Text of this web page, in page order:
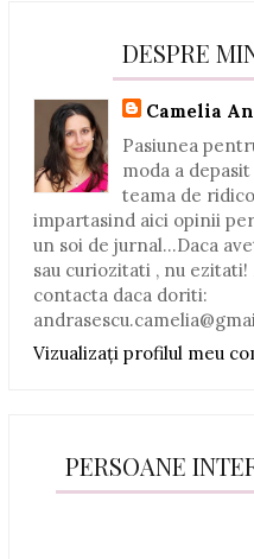
DESPRE
Camelia
Pasiunea
moda a
teama de
impartasind aici opinii
un soi de jurnal...Daca
sau curiozitati , nu ezitati!
contacta daca doriti:
Vizualizați profilul meu
PERSOANE